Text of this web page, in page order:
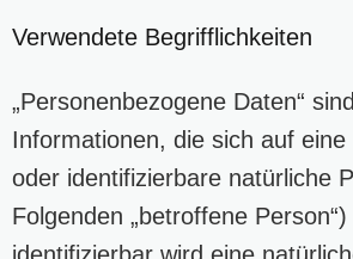
Verwendete Begrifflichkeiten
„Personenbezogene Daten“
Informationen, die sich auf eine
oder identifizierbare natürliche
Folgenden „betroffene